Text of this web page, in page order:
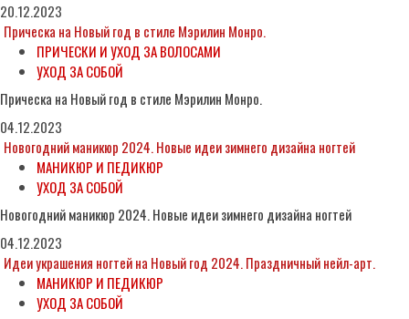
20.12.2023
Прическа на Новый год в стиле Мэрилин Монро.
ПРИЧЕСКИ И УХОД ЗА ВОЛОСАМИ
УХОД ЗА СОБОЙ
Прическа на Новый год в стиле Мэрилин Монро.
04.12.2023
Новогодний маникюр 2024. Новые идеи зимнего дизайна ногтей
МАНИКЮР И ПЕДИКЮР
УХОД ЗА СОБОЙ
Новогодний маникюр 2024. Новые идеи зимнего дизайна ногтей
04.12.2023
Идеи украшения ногтей на Новый год 2024. Праздничный нейл-арт.
МАНИКЮР И ПЕДИКЮР
УХОД ЗА СОБОЙ